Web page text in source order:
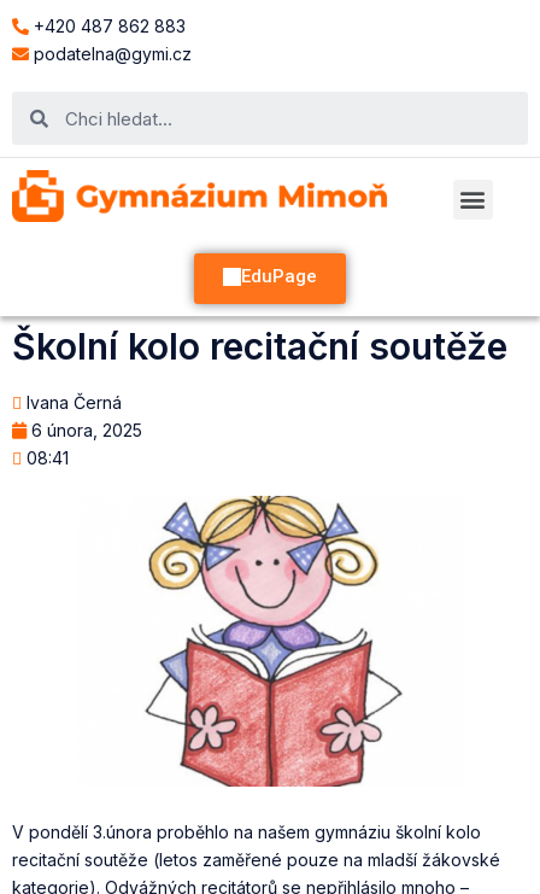
+420 487 862 883
podatelna@gymi.cz
EduPage
Školní kolo recitační soutěže
Ivana Černá
6 února, 2025
08:41
V pondělí 3.února proběhlo na našem gymnáziu školní kolo
recitační soutěže (letos zaměřené pouze na mladší žákovské
kategorie). Odvážných recitátorů se nepřihlásilo mnoho –